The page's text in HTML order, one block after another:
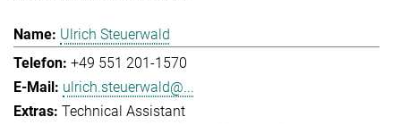
Ulrich Steuerwald
+49 551 201-1570
ulrich.steuerwald@...
Technical Assistant